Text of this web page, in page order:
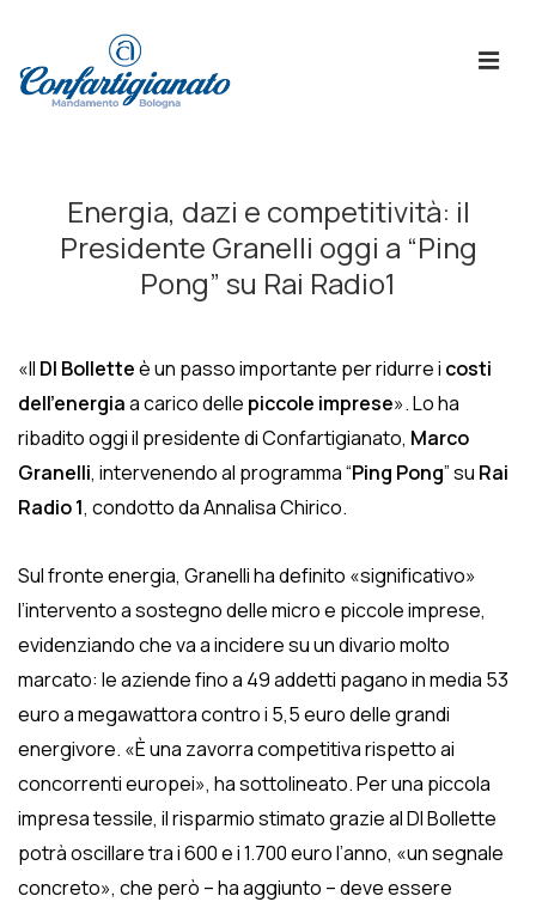
Principale
Energia, dazi e competitività: il
Presidente Granelli oggi a “Ping
Pong” su Rai Radio1
«Il Dl Bolletteè un passo importante per ridurre i costi
dell’energiaa carico delle piccole imprese». Lo ha
ribadito oggi il presidente di Confartigianato, Marco
Granelli, intervenendo al programma “Ping Pong” su Rai
Radio 1, condotto da Annalisa Chirico.
Sul fronte energia, Granelli ha definito «significativo»
l’intervento a sostegno delle micro e piccole imprese,
evidenziando che va a incidere su un divario molto
marcato: le aziende fino a 49 addetti pagano in media 53
euro a megawattora contro i 5,5 euro delle grandi
energivore. «È una zavorra competitiva rispetto ai
concorrenti europei», ha sottolineato. Per una piccola
impresa tessile, il risparmio stimato grazie al Dl Bollette
potrà oscillare tra i 600 e i 1.700 euro l’anno, «un segnale
concreto», che però – ha aggiunto – deve essere